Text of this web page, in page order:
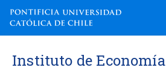
Instituto de Economía